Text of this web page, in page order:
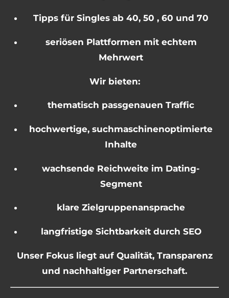
Tipps für Singles ab 40, 50 , 60 und 70
seriösen Plattformen mit echtem
Mehrwert
Wir bieten:
thematisch passgenauen Traffic
hochwertige, suchmaschinenoptimierte
Inhalte
wachsende Reichweite im Dating-
Segment
klare Zielgruppenansprache
langfristige Sichtbarkeit durch SEO
Unser Fokus liegt auf Qualität, Transparenz
und nachhaltiger Partnerschaft.